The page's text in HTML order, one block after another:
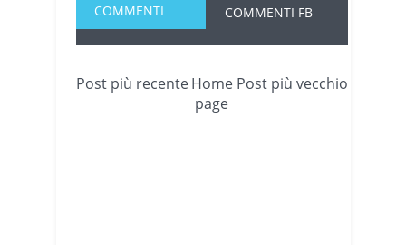
COMMENTI COMMENTI FB
Post più recente Post più vecchio
Home
page